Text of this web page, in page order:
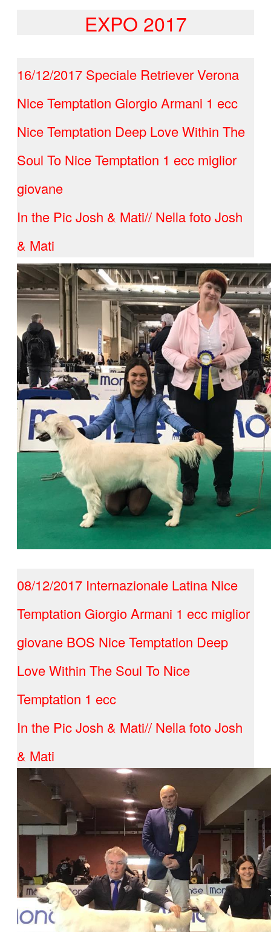
I nostri campioni / Our champions
In memory
EXPO 2017
16/12/2017 Speciale Retriever Verona
Nice Temptation Giorgio Armani 1 ecc
Nice Temptation Deep Love Within The
Soul To Nice Temptation 1 ecc miglior
giovane
In the Pic Josh & Mati// Nella foto Josh
& Mati
08/12/2017 Internazionale Latina Nice
Temptation Giorgio Armani 1 ecc miglior
giovane BOS Nice Temptation Deep
Love Within The Soul To Nice
Temptation 1 ecc
In the Pic Josh & Mati// Nella foto Josh
& Mati